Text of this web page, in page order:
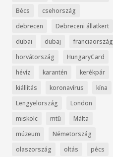
Bécs
csehország
debrecen
Debreceni állatkert
dubai
dubaj
franciaország
horvátország
HungaryCard
hévíz
karantén
kerékpár
kiállítás
koronavírus
kína
Lengyelország
London
miskolc
mtü
Málta
múzeum
Németország
olaszország
oltás
pécs